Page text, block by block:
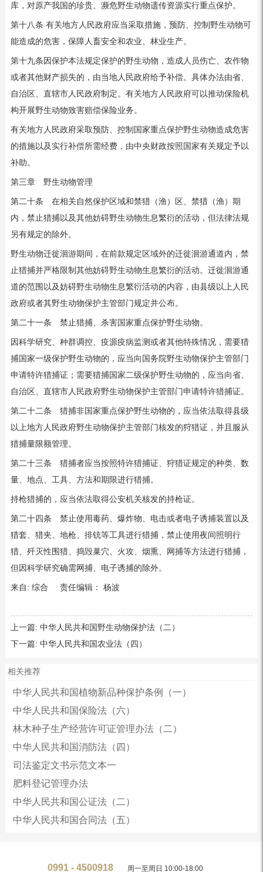
库，对原产我国的珍贵、濒危野生动物遗传资源实行重点保护。
第十八条 有关地方人民政府应当采取措施，预防、控制野生动物可
能造成的危害，保障人畜安全和农业、林业生产。
第十九条因保护本法规定保护的野生动物，造成人员伤亡、农作物
或者其他财产损失的，由当地人民政府给予补偿。具体办法由省、
自治区、直辖市人民政府制定。有关地方人民政府可以推动保险机
构开展野生动物致害赔偿保险业务。
有关地方人民政府采取预防、控制国家重点保护野生动物造成危害
的措施以及实行补偿所需经费，由中央财政按照国家有关规定予以
补助。
第三章 野生动物管理
第二十条 在相关自然保护区域和禁猎（渔）区、禁猎（渔）期
内，禁止猎捕以及其他妨碍野生动物生息繁衍的活动，但法律法规
另有规定的除外。
野生动物迁徙洄游期间，在前款规定区域外的迁徙洄游通道内，禁
止猎捕并严格限制其他妨碍野生动物生息繁衍的活动。迁徙洄游通
道的范围以及妨碍野生动物生息繁衍活动的内容，由县级以上人民
政府或者其野生动物保护主管部门规定并公布。
第二十一条 禁止猎捕、杀害国家重点保护野生动物。
因科学研究、种群调控、疫源疫病监测或者其他特殊情况，需要猎
捕国家一级保护野生动物的，应当向国务院野生动物保护主管部门
申请特许猎捕证；需要猎捕国家二级保护野生动物的，应当向省、
自治区、直辖市人民政府野生动物保护主管部门申请特许猎捕证。
第二十二条 猎捕非国家重点保护野生动物的，应当依法取得县级
以上地方人民政府野生动物保护主管部门核发的狩猎证，并且服从
猎捕量限额管理。
第二十三条 猎捕者应当按照特许猎捕证、狩猎证规定的种类、数
量、地点、工具、方法和期限进行猎捕。
持枪猎捕的，应当依法取得公安机关核发的持枪证。
第二十四条 禁止使用毒药、爆炸物、电击或者电子诱捕装置以及
猎套、猎夹、地枪、排铳等工具进行猎捕，禁止使用夜间照明行
猎、歼灭性围猎、捣毁巢穴、火攻、烟熏、网捕等方法进行猎捕，
但因科学研究确需网捕、电子诱捕的除外。
来自: 综合 责任编辑： 杨波
上一篇: 中华人民共和国野生动物保护法（二）
下一篇: 中华人民共和国农业法（四）
相关推荐
中华人民共和国植物新品种保护条例（一）
中华人民共和国保险法（六）
林木种子生产经营许可证管理办法（二）
中华人民共和国消防法（四）
司法鉴定文书示范文本一
肥料登记管理办法
中华人民共和国公证法（二）
中华人民共和国合同法（五）
0991 - 4500918 周一至周日 10:00-18:00